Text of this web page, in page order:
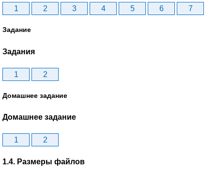
1 2 3 4 5 6 7
Задание
Задания
1 2
Домашнее задание
Домашнее задание
1 2
1.4. Размеры файлов